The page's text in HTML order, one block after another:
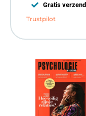
Gratis
Trustpilot